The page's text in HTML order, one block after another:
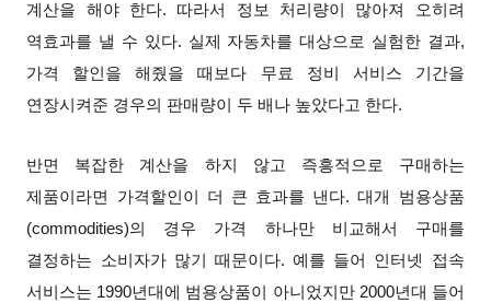
계산을 해야 한다. 따라서 정보 처리량이 많아져 오히려
역효과를 낼 수 있다. 실제 자동차를 대상으로 실험한 결과,
가격 할인을 해줬을 때보다 무료 정비 서비스 기간을
연장시켜준 경우의 판매량이 두 배나 높았다고 한다.
반면 복잡한 계산을 하지 않고 즉흥적으로 구매하는
제품이라면 가격할인이 더 큰 효과를 낸다. 대개 범용상품
(commodities)의 경우 가격 하나만 비교해서 구매를
결정하는 소비자가 많기 때문이다. 예를 들어 인터넷 접속
서비스는 1990년대에 범용상품이 아니었지만 2000년대 들어